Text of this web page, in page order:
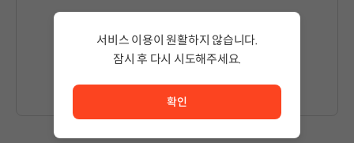
글을 작성하시려면로그인해주세요.
서비스 이용이 원활하지 않습니다.
잠시 후 다시 시도해주세요.
확인